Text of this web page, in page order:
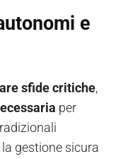
e
sfide critiche,
per
gestione sicura